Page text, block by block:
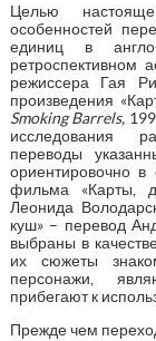
Целью
особенностей
единиц в
ретроспективном
режиссера Гая
произведения
Smoking Barrels,
исследования
переводы
ориентировочно в
фильма «Карты,
Леонида
куш» – перевод
выбраны в
их сюжеты
персонажи,
прибегают к
Прежде чем